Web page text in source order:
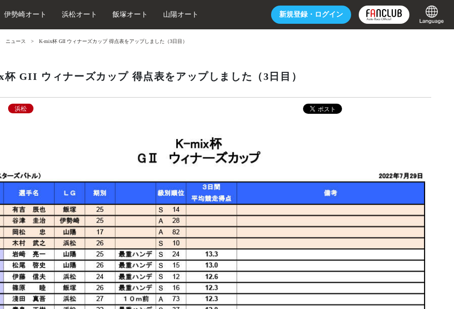
新規登録・ ログイン
伊勢崎オート 浜松オート 飯塚オート 山陽オート
ニュース K-mix杯 GII ウィナーズカップ 得点表をアップしました（3日目）
GII ウィナーズカップ 得点表をアップしました（3日目）
浜松